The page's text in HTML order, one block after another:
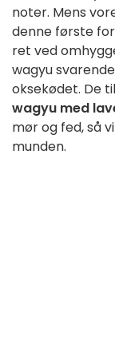
noter. Mens
denne første
ret ved
wagyu
oksekødet. De
wagyu med
mør og fed, så
munden.